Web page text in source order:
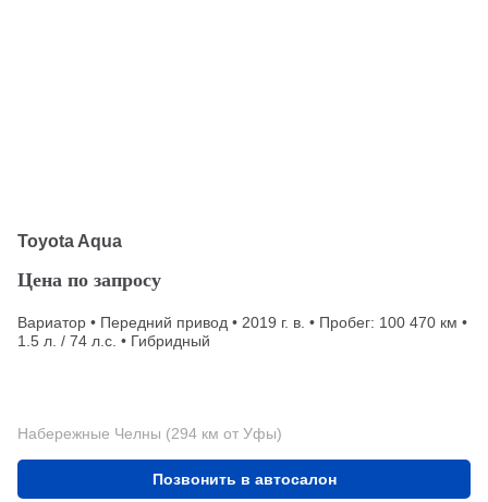
Toyota Aqua
Цена по запросу
Вариатор • Передний привод • 2019 г. в. • Пробег: 100 470 км •
1.5 л. / 74 л.с. • Гибридный
Набережные Челны (294 км от Уфы)
Позвонить в автосалон